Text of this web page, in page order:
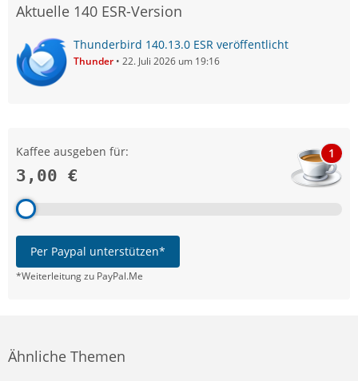
Aktuelle 140 ESR-Version
Thunderbird 140.13.0 ESR veröffentlicht
Thunder 22. Juli 2026 um 19:16
Kaffee ausgeben für:
3,00 €
1
Per Paypal unterstützen*
*Weiterleitung zu PayPal.Me
Ähnliche Themen